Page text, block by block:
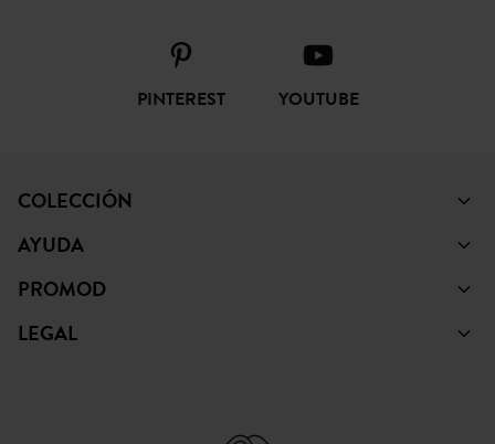
PINTEREST YOUTUBE
COLECCIÓN
AYUDA
PROMOD
LEGAL